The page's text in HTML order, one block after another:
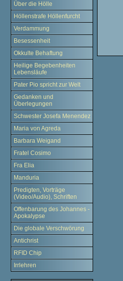
Über die Hölle
Höllenstrafe Höllenfurcht
Verdammung
Besessenheit
Okkulte Behaftung
Heilige Begebenheiten
Lebensläufe
Pater Pio spricht zur Welt
Gedanken und
Überlegungen
Schwester Josefa Menendez
Maria von Agreda
Barbara Weigand
Fratel Cosimo
Fra Elia
Manduria
Predigten, Vorträge
(Video/Audio), Schriften
Offenbarung des Johannes -
Apokalypse
Die globale Verschwörung
Antichrist
RFID Chip
Irrlehren